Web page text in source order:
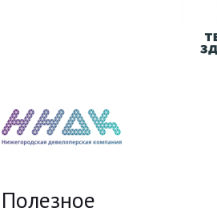
Полезное